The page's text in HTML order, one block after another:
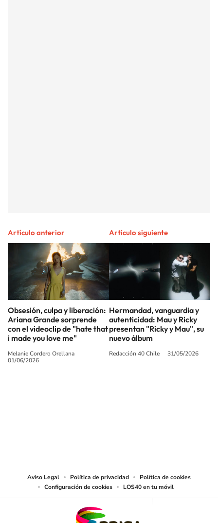
Artículo anterior
Obsesión, culpa y liberación:
Ariana Grande sorprende
con el videoclip de "hate that
i made you love me"
Melanie Cordero Orellana
01/06/2026
Artículo siguiente
Hermandad, vanguardia y
autenticidad: Mau y Ricky
presentan "Ricky y Mau", su
nuevo álbum
Redacción 40 Chile 31/05/2026
Aviso Legal Política de privacidad
Política de cookies
Configuración de cookies
LOS40 en tu móvil